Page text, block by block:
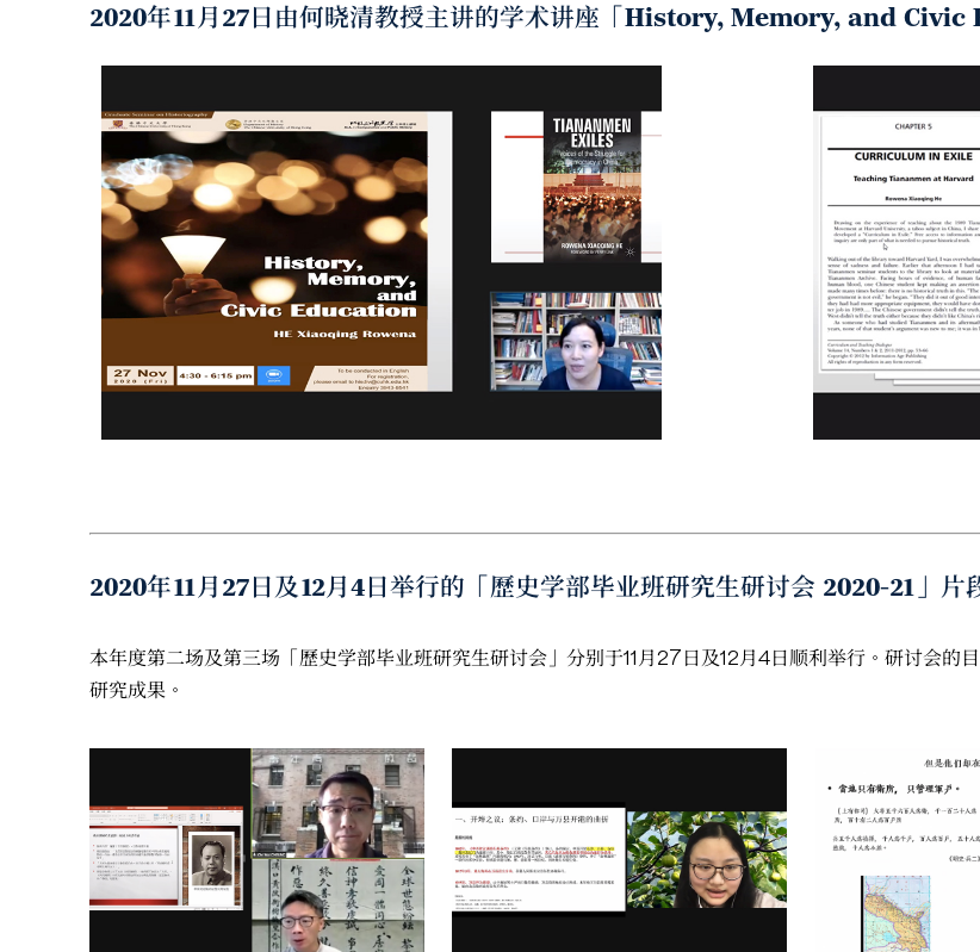
2020年11月27日由何晓清教授主讲的学术讲座「History, Memory, and
2020年11月27日及12月4日举行的「歷史学部毕业班研究生研讨会 2020-21」片
本年度第二场及第三场「歷史学部毕业班研究生研讨会」分别于11月27日及12月4日顺利举行。研讨会的
研究成果。